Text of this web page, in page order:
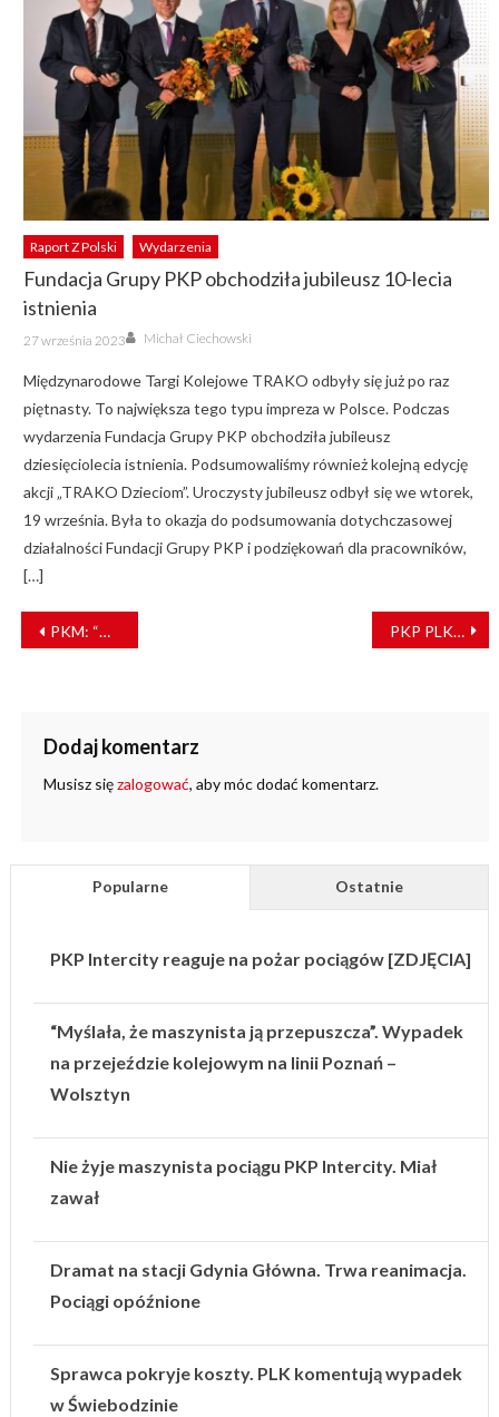
Raport Z Polski Wydarzenia
Fundacja Grupy PKP obchodziła jubileusz 10-lecia
istnienia
Posted
on
27 września 2023 Author
Michał Ciechowski
Międzynarodowe Targi Kolejowe TRAKO odbyły się już po raz
piętnasty. To największa tego typu impreza w Polsce. Podczas
wydarzenia Fundacja Grupy PKP obchodziła jubileusz
dziesięciolecia istnienia. Podsumowaliśmy również kolejną edycję
akcji „TRAKO Dzieciom”. Uroczysty jubileusz odbył się we wtorek,
19 września. Była to okazja do podsumowania dotychczasowej
działalności Fundacji Grupy PKP i podziękowań dla pracowników,
[…]
NAWIGACJA
WPISU
PKM: “Niewinna zabawa” mogła doprowadzić do tragedii PKP PLK podpisały z Bombardier Transportation Polska milionowy kontrakt
Dodaj komentarz
Musisz sięzalogować, aby móc dodać komentarz.
Popularne Ostatnie
PKP Intercity reaguje na pożar pociągów [ZDJĘCIA]
“Myślała, że maszynista ją przepuszcza”. Wypadek
na przejeździe kolejowym na linii Poznań –
Wolsztyn
Nie żyje maszynista pociągu PKP Intercity. Miał
zawał
Dramat na stacji Gdynia Główna. Trwa reanimacja.
Pociągi opóźnione
Sprawca pokryje koszty. PLK komentują wypadek
w Świebodzinie